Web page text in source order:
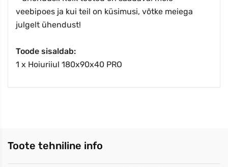
veebipoes ja kui teil on küsimusi, võtke meiega
julgelt ühendust!
Toode sisaldab:
1 x Hoiuriiul 180x90x40 PRO
Toote tehniline info